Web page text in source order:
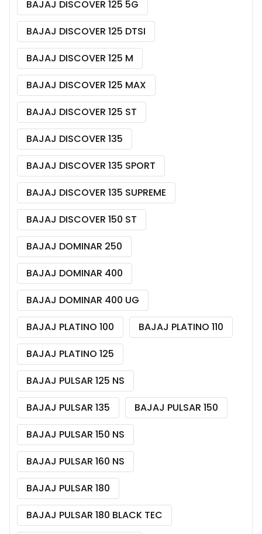
BAJAJ DISCOVER 125 5G
BAJAJ DISCOVER 125 DTSI
BAJAJ DISCOVER 125 M
BAJAJ DISCOVER 125 MAX
BAJAJ DISCOVER 125 ST
BAJAJ DISCOVER 135
BAJAJ DISCOVER 135 SPORT
BAJAJ DISCOVER 135 SUPREME
BAJAJ DISCOVER 150 ST
BAJAJ DOMINAR 250
BAJAJ DOMINAR 400
BAJAJ DOMINAR 400 UG
BAJAJ PLATINO 100
BAJAJ PLATINO 110
BAJAJ PLATINO 125
BAJAJ PULSAR 125 NS
BAJAJ PULSAR 135
BAJAJ PULSAR 150
BAJAJ PULSAR 150 NS
BAJAJ PULSAR 160 NS
BAJAJ PULSAR 180
BAJAJ PULSAR 180 BLACK TEC